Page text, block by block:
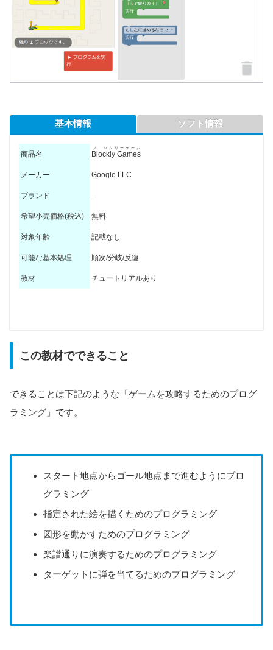
基本情報
商品名 Blockly Games
ブロックリーゲーム
メーカー Google LLC
ブランド -
希望小売価格(税込) 無料
対象年齢 記載なし
可能な基本処理 順次/分岐/反復
教材 チュートリアルあり
ソフト情報
デバイス
パソコン
【オンライン】ブラウザ
【オンライン】ブラウザ
スマホ
ブラウザ
インターネット接続 初回のみ必須。以降はオンライン/オフライン可
プログラミング方法
・テキストプログラミング
プログラミングソフト Blockly Games
・ビジュアル：Blockly(JavaScriptに変換可能)
・テキスト：JavaScript
この教材でできること
できることは下記のような「ゲームを攻略するためのプログ
ラミング」です。
スタート地点からゴール地点まで進むようにプロ
グラミング
指定された絵を描くためのプログラミング
図形を動かすためのプログラミング
楽譜通りに演奏するためのプログラミング
ターゲットに弾を当てるためのプログラミング